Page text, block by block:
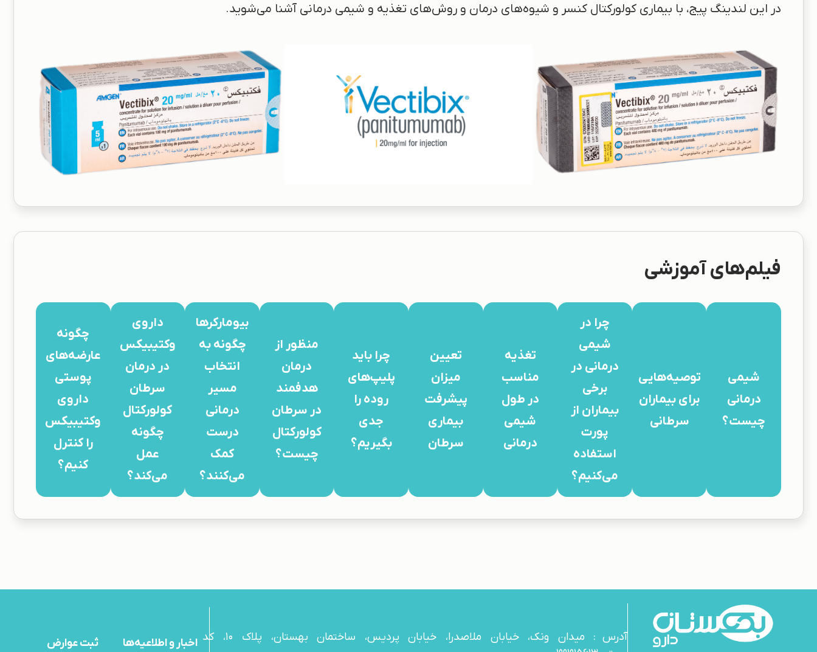
در این لندینگ پیج، با بیماری کولورکتال کنسر و شیوه‌های درمان و روش‌های تغذیه و شیمی درمانی آشنا می‌شوید.
فیلم‌های آموزشی
شیمی
درمانی
چیست؟
توصیه‌هایی
برای بیماران
سرطانی
چرا در
شیمی
درمانی در
برخی
بیماران از
پورت
استفاده
می‌کنیم؟
تغذیه
مناسب
در طول
شیمی
درمانی
تعیین
میزان
پیشرفت
بیماری
سرطان
چرا باید
پلیپ‌های
روده را
جدی
بگیریم؟
منظور از
درمان
هدفمند
در سرطان
کولورکتال
چیست؟
بیومارکرها
چگونه به
انتخاب
مسیر
درمانی
درست
کمک
می‌کنند؟
داروی
وکتیبیکس
در درمان
سرطان
کولورکتال
چگونه
عمل
می‌کند؟
چگونه
عارضه‌های
پوستی
داروی
وکتیبیکس
را کنترل
کنیم؟
آدرس : میدان ونک، خیابان ملاصدرا، خیابان پردیس، ساختمان بهستان، پلاک 10، کد اخبار و اطلاعیه‌ها ثبت عوارض